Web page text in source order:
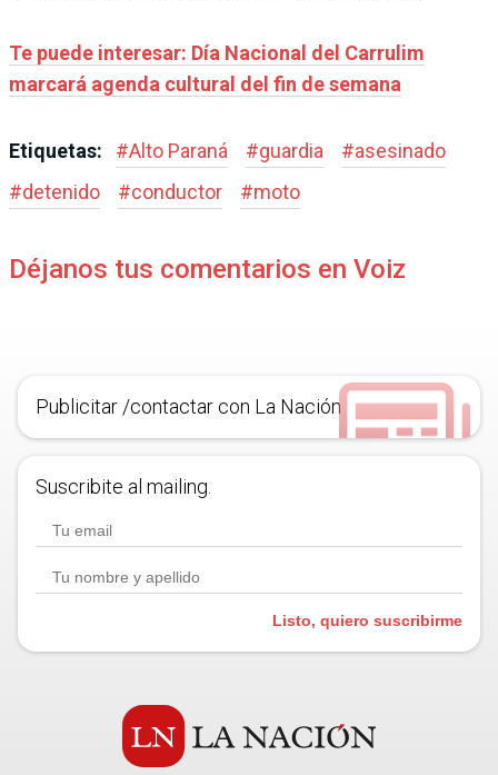
Te puede interesar: Día Nacional del Carrulim
marcará agenda cultural del fin de semana
Etiquetas: #Alto Paraná #guardia #asesinado
#detenido #conductor #moto
Déjanos tus comentarios en Voiz
Publicitar /contactar con La Nación
Suscribite al mailing.
Listo, quiero suscribirme